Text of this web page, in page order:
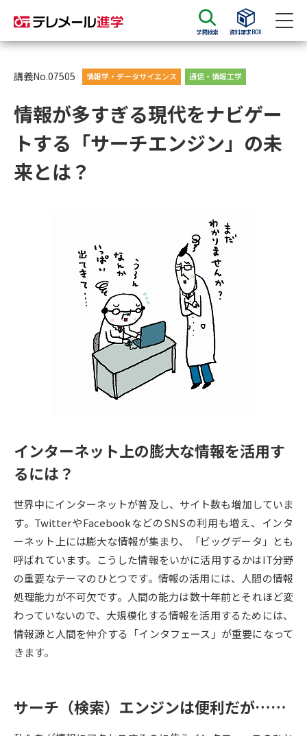
学問検索 資料請求BOX
資料請求 資料検索
大学・短大の資料種類から請求
大学パンフ
大学・短大以外の資料から請求
専門学校の資料請求 大学院の資料請求
留学・進学関連、塾・予備校
大学入学共通テスト「受験案
内」の請求
大学入学共通テスト「受験上の
高等学校卒業程度認定試験
高等学校（情報）教員資格認定
試験
大学研究 大学検索
大学で学べる内容や特徴を調べる
新増設大学・学部・学科特集
国際・グローバルに強い大学特
集
データサイエンス特集 奨学金・特待生制度特集
新学年スタート号特集ページ
新学年スタート号特集ページ
講義No.07505 情報学・データサイエンス 通信・情報工学
情報が多すぎる現代をナビゲー
トする「サーチエンジン」の未
来とは？
インターネット上の膨大な情報を活用す
るには？
世界中にインターネットが普及し、サイト数も増加していま
す。TwitterやFacebookなどのSNSの利用も増え、インタ
ーネット上には膨大な情報が集まり、「ビッグデータ」とも
呼ばれています。こうした情報をいかに活用するかはIT分野
の重要なテーマのひとつです。情報の活用には、人間の情報
処理能力が不可欠です。人間の能力は数十年前とそれほど変
わっていないので、大規模化する情報を活用するためには、
情報源と人間を仲介する「インタフェース」が重要になって
きます。
サーチ（検索）エンジンは便利だが……